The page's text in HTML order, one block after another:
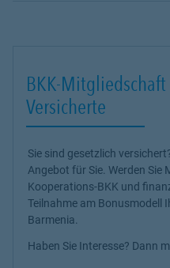
BKK-
Versicherte
Sie sind gesetzlich
Angebot für Sie. Werden Sie
Kooperations-BKK und
Teilnahme am Bonusmodell
Barmenia.
Haben Sie Interesse? Dann